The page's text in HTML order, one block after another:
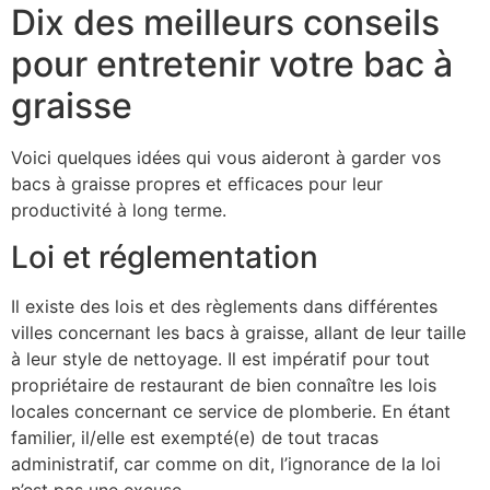
Dix des meilleurs conseils
pour entretenir votre bac à
graisse
Voici quelques idées qui vous aideront à garder vos
bacs à graisse propres et efficaces pour leur
productivité à long terme.
Loi et réglementation
Il existe des lois et des règlements dans différentes
villes concernant les bacs à graisse, allant de leur taille
à leur style de nettoyage. Il est impératif pour tout
propriétaire de restaurant de bien connaître les lois
locales concernant ce service de plomberie. En étant
familier, il/elle est exempté(e) de tout tracas
administratif, car comme on dit, l’ignorance de la loi